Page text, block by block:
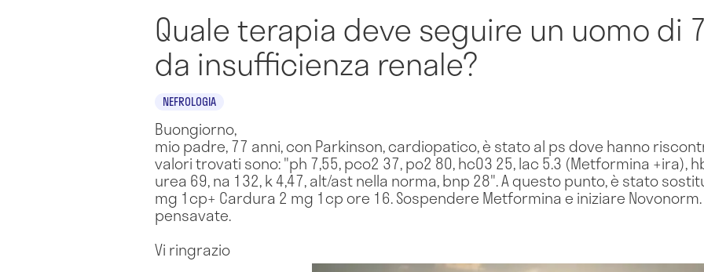
Quale terapia deve seguire un uomo di
da insufficienza renale?
NEFROLOGIA
Buongiorno,
mio padre, 77 anni, con Parkinson, cardiopatico, è stato al ps dove hanno
valori trovati sono: "ph 7,55, pco2 37, po2 80, hc03 25, lac 5.3 (Metformina +ira),
urea 69, na 132, k 4,47, alt/ast nella norma, bnp 28". A questo punto, è stato
mg 1cp+ Cardura 2 mg 1cp ore 16. Sospendere Metformina e iniziare
pensavate.
Vi ringrazio